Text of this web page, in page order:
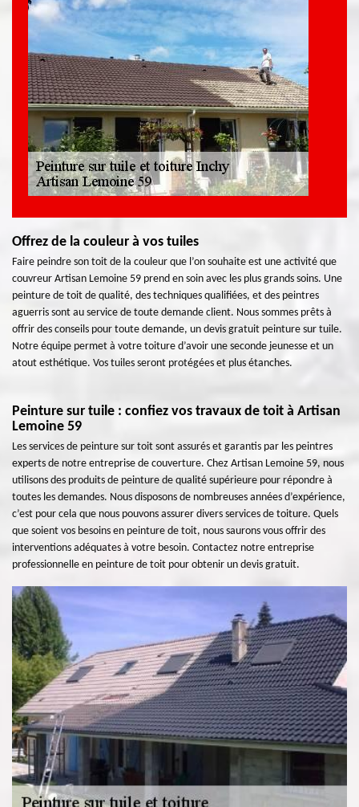
Offrez de la couleur à vos tuiles
Faire peindre son toit de la couleur que l’on souhaite est une activité que
couvreur Artisan Lemoine 59 prend en soin avec les plus grands soins. Une
peinture de toit de qualité, des techniques qualifiées, et des peintres
aguerris sont au service de toute demande client. Nous sommes prêts à
offrir des conseils pour toute demande, un devis gratuit peinture sur tuile.
Notre équipe permet à votre toiture d’avoir une seconde jeunesse et un
atout esthétique. Vos tuiles seront protégées et plus étanches.
Peinture sur tuile : confiez vos travaux de toit à Artisan
Lemoine 59
Les services de peinture sur toit sont assurés et garantis par les peintres
experts de notre entreprise de couverture. Chez Artisan Lemoine 59, nous
utilisons des produits de peinture de qualité supérieure pour répondre à
toutes les demandes. Nous disposons de nombreuses années d’expérience,
c’est pour cela que nous pouvons assurer divers services de toiture. Quels
que soient vos besoins en peinture de toit, nous saurons vous offrir des
interventions adéquates à votre besoin. Contactez notre entreprise
professionnelle en peinture de toit pour obtenir un devis gratuit.